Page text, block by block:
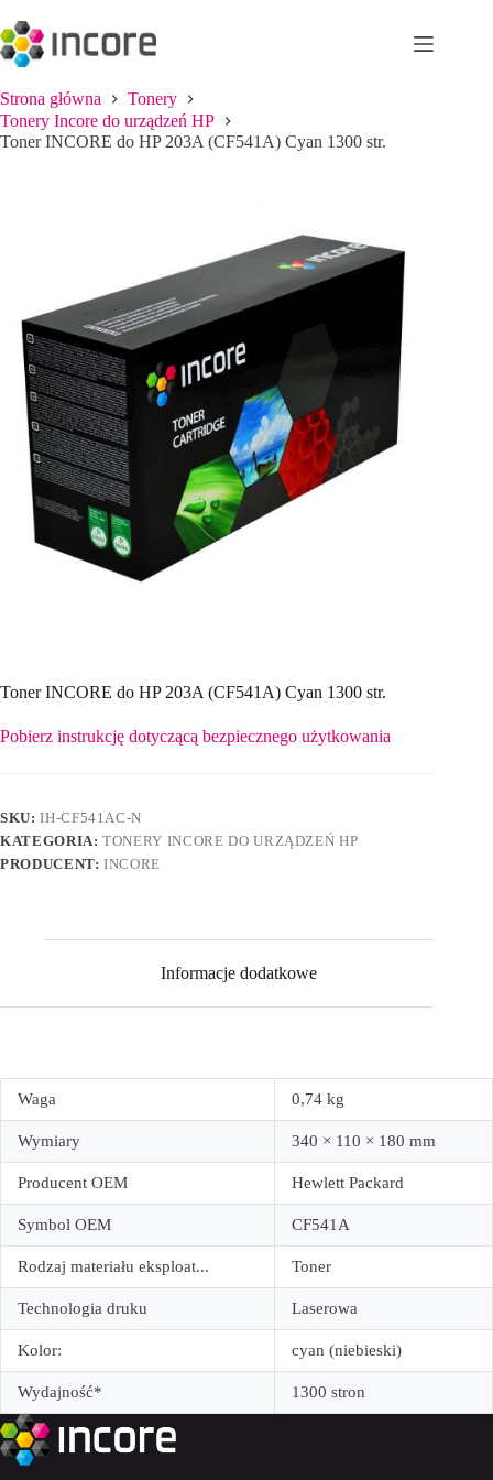
do
treści
Strona główna
Tonery
Tonery Incore do urządzeń HP
Toner INCORE do HP 203A (CF541A) Cyan 1300 str.
Toner INCORE do HP 203A (CF541A) Cyan 1300 str.
Pobierz instrukcję dotyczącą bezpiecznego użytkowania
SKU:IH-CF541AC-N
KATEGORIA:TONERY INCORE DO URZĄDZEŃ HP
PRODUCENT:INCORE
Informacje dodatkowe
Waga 0,74 kg
Wymiary 340 × 110 × 180 mm
Producent OEM Hewlett Packard
Symbol OEM CF541A
Rodzaj materiału eksploat... Toner
Technologia druku Laserowa
Kolor: cyan (niebieski)
Wydajność* 1300 stron